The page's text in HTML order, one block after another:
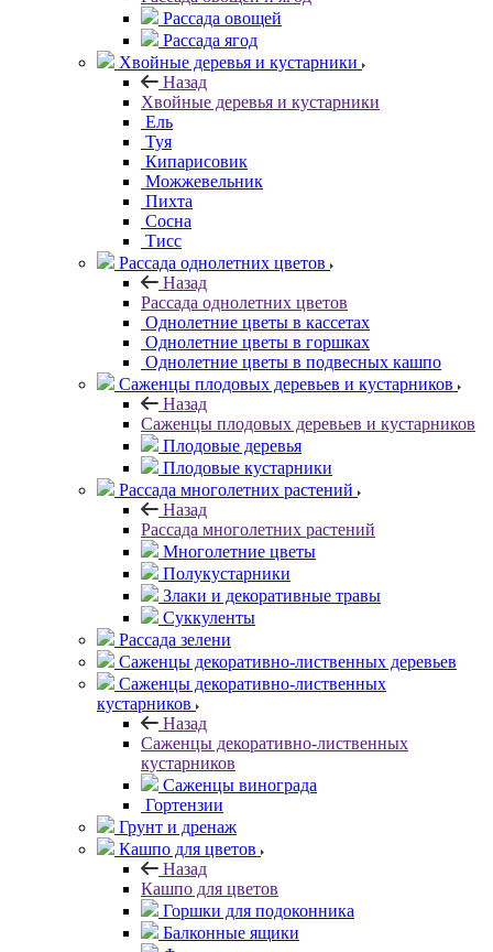
Рассада овощей
Рассада ягод
Хвойные деревья и кустарники
Назад
Хвойные деревья и кустарники
Ель
Туя
Кипарисовик
Можжевельник
Пихта
Сосна
Тисc
Рассада однолетних цветов
Назад
Рассада однолетних цветов
Однолетние цветы в кассетах
Однолетние цветы в горшках
Однолетние цветы в подвесных кашпо
Саженцы плодовых деревьев и кустарников
Назад
Саженцы плодовых деревьев и кустарников
Плодовые деревья
Плодовые кустарники
Рассада многолетних растений
Назад
Рассада многолетних растений
Многолетние цветы
Полукустарники
Злаки и декоративные травы
Суккуленты
Рассада зелени
Саженцы декоративно-лиственных деревьев
Саженцы декоративно-лиственных
кустарников
Назад
Саженцы декоративно-лиственных
кустарников
Саженцы винограда
Гортензии
Грунт и дренаж
Кашпо для цветов
Назад
Кашпо для цветов
Горшки для подоконника
Балконные ящики